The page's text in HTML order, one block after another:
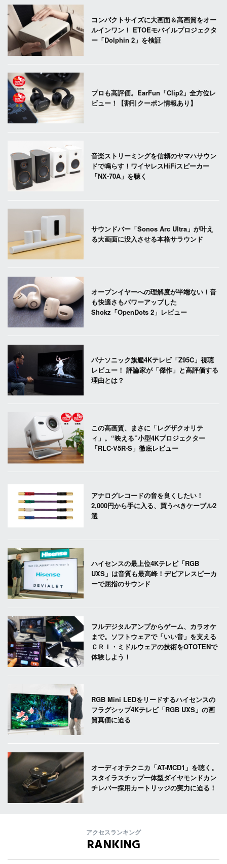
コンパクトサイズに大画面＆高画質をオー
ルインワン！ ETOEモバイルプロジェクタ
ー「Dolphin 2」を検証
プロも高評価。EarFun「Clip2」全方位レ
ビュー！【割引クーポン情報あり】
音楽ストリーミングを信頼のヤマハサウン
ドで鳴らす！ワイヤレスHiFiスピーカー
「NX-70A」を聴く
サウンドバー「Sonos Arc Ultra」が叶え
る大画面に没入させる本格サラウンド
オープンイヤーへの理解度が半端ない！音
も快適さもパワーアップした
Shokz「OpenDots 2」レビュー
パナソニック旗艦4Kテレビ「Z95C」視聴
レビュー！ 評論家が「傑作」と高評価する
理由とは？
この高画質、まさに「レグザクオリテ
ィ」。“映える”小型4Kプロジェクター
「RLC-V5R-S」徹底レビュー
アナログレコードの音を良くしたい！
2,000円から手に入る、買うべきケーブル2
選
ハイセンスの最上位4Kテレビ「RGB
UXS」は音質も最高峰！デビアレスピーカ
ーで屈指のサウンド
フルデジタルアンプからゲーム、カラオケ
まで。ソフトウェアで「いい音」を支える
ＣＲＩ・ミドルウェアの技術をOTOTENで
体験しよう！
RGB Mini LEDをリードするハイセンスの
フラグシップ4Kテレビ「RGB UXS」の画
質真価に迫る
オーディオテクニカ「AT-MCD1」を聴く。
スタイラスチップ一体型ダイヤモンドカン
チレバー採用カートリッジの実力に迫る！
アクセスランキング
RANKING